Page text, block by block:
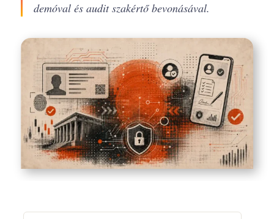
demóval és audit szakértő bevonásával.